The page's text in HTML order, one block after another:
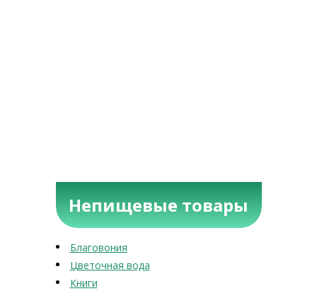
Непищевые товары
Благовония
Цветочная вода
Книги